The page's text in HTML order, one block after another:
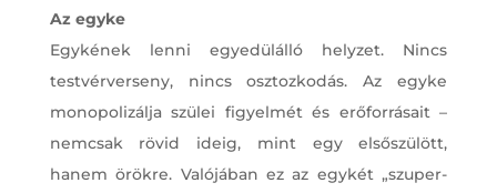
Az egyke
Egykének lenni egyedülálló helyzet. Nincs
testvérverseny, nincs osztozkodás. Az egyke
monopolizálja szülei figyelmét és erőforrásait –
nemcsak rövid ideig, mint egy elsőszülött,
hanem örökre. Valójában ez az egykét „szuper-